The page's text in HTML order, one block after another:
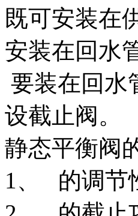
既可安装在
安装在回水
要装在回水
设截止阀。
静态平衡阀
1、 的调节